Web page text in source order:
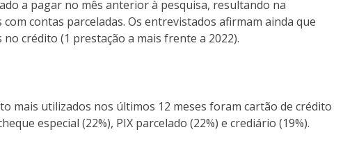
a pagar no mês anterior à pesquisa, resultando na
contas parceladas. Os entrevistados afirmam ainda que
crédito (1 prestação a mais frente a 2022).
mais utilizados nos últimos 12 meses foram cartão de crédito
especial (22%), PIX parcelado (22%) e crediário (19%).